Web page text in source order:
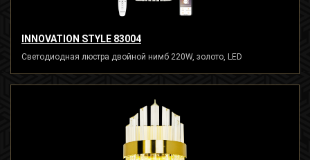
INNOVATION STYLE 83004
Светодиодная люстра двойной нимб 220W, золото, LED